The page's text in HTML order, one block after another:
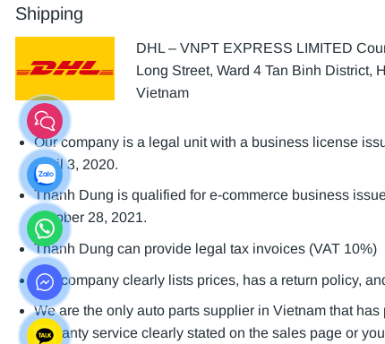
Shipping
DHL – VNPT EXPRESS LIMITED
Long Street, Ward 4 Tan Binh District,
Vietnam
Our company is a legal unit with a business license
April 3, 2020.
Thanh Dung is qualified for e-commerce business
October 28, 2021.
Thanh Dung can provide legal tax invoices (VAT 10%)
Our company clearly lists prices, has a return policy,
We are the only auto parts supplier in Vietnam that
warranty service clearly stated on the sales page or